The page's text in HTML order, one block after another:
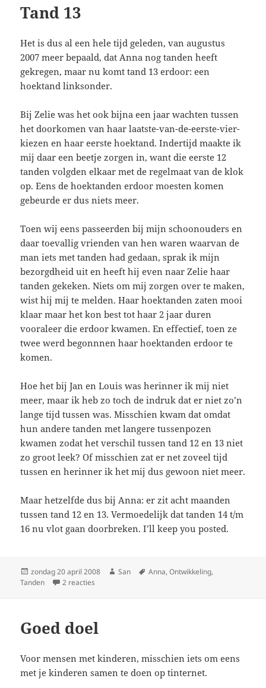
Tand 13
Het is dus al een hele tijd geleden, van augustus
2007 meer bepaald, dat Anna nog tanden heeft
gekregen, maar nu komt tand 13 erdoor: een
hoektand linksonder.
Bij Zelie was het ook bijna een jaar wachten tussen
het doorkomen van haar laatste-van-de-eerste-vier-
kiezen en haar eerste hoektand. Indertijd maakte ik
mij daar een beetje zorgen in, want die eerste 12
tanden volgden elkaar met de regelmaat van de klok
op. Eens de hoektanden erdoor moesten komen
gebeurde er dus niets meer.
Toen wij eens passeerden bij mijn schoonouders en
daar toevallig vrienden van hen waren waarvan de
man iets met tanden had gedaan, sprak ik mijn
bezorgdheid uit en heeft hij even naar Zelie haar
tanden gekeken. Niets om mij zorgen over te maken,
wist hij mij te melden. Haar hoektanden zaten mooi
klaar maar het kon best tot haar 2 jaar duren
vooraleer die erdoor kwamen. En effectief, toen ze
twee werd begonnnen haar hoektanden erdoor te
komen.
Hoe het bij Jan en Louis was herinner ik mij niet
meer, maar ik heb zo toch de indruk dat er niet zo’n
lange tijd tussen was. Misschien kwam dat omdat
hun andere tanden met langere tussenpozen
kwamen zodat het verschil tussen tand 12 en 13 niet
zo groot leek? Of misschien zat er net zoveel tijd
tussen en herinner ik het mij dus gewoon niet meer.
Maar hetzelfde dus bij Anna: er zit acht maanden
tussen tand 12 en 13. Vermoedelijk dat tanden 14 t/m
16 nu vlot gaan doorbreken. I’ll keep you posted.
Geplaatst
op
zondag 20 april 2008 Auteur
San Tags
Anna,Ontwikkeling,
Tanden
2 reacties
Goed doel
Voor mensen met kinderen, misschien iets om eens
met je kinderen samen te doen op tinternet.